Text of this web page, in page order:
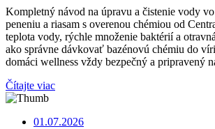
Kompletný návod na úpravu a čistenie vody
peneniu a riasam s overenou chémiou od
teplota vody, rýchle množenie baktérií a
ako správne dávkovať bazénovú chémiu do
domáci wellness vždy bezpečný a pripravený
Čítajte viac
01.07.2026